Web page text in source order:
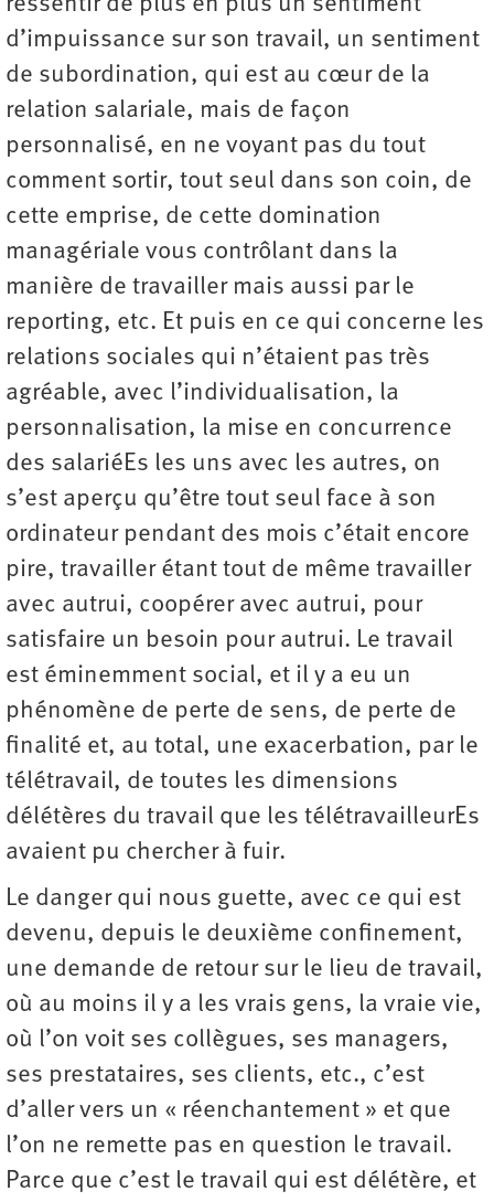
d’impuissance sur son travail, un sentiment
de subordination, qui est au cœur de la
relation salariale, mais de façon
personnalisé, en ne voyant pas du tout
comment sortir, tout seul dans son coin, de
cette emprise, de cette domination
managériale vous contrôlant dans la
manière de travailler mais aussi par le
reporting, etc. Et puis en ce qui concerne les
relations sociales qui n’étaient pas très
agréable, avec l’individualisation, la
personnalisation, la mise en concurrence
des salariéEs les uns avec les autres, on
s’est aperçu qu’être tout seul face à son
ordinateur pendant des mois c’était encore
pire, travailler étant tout de même travailler
avec autrui, coopérer avec autrui, pour
satisfaire un besoin pour autrui. Le travail
est éminemment social, et il y a eu un
phénomène de perte de sens, de perte de
finalité et, au total, une exacerbation, par le
télétravail, de toutes les dimensions
délétères du travail que les télétravailleurEs
avaient pu chercher à fuir.
Le danger qui nous guette, avec ce qui est
devenu, depuis le deuxième confinement,
une demande de retour sur le lieu de travail,
où au moins il y a les vrais gens, la vraie vie,
où l’on voit ses collègues, ses managers,
ses prestataires, ses clients, etc., c’est
d’aller vers un « réenchantement » et que
l’on ne remette pas en question le travail.
Parce que c’est le travail qui est délétère, et